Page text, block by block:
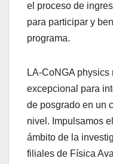
el proceso de
para participar y
programa.
LA-CoNGA
excepcional para
de posgrado en un
nivel. Impulsamos
ámbito de la
filiales de Física